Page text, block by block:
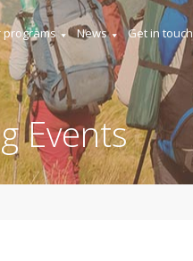
programs News Get in touch
Events